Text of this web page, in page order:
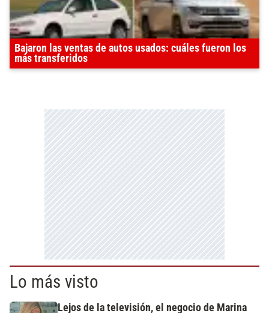
Bajaron las ventas de autos usados: cuáles fueron los
más transferidos
Lo más visto
Lejos de la televisión, el negocio de Marina